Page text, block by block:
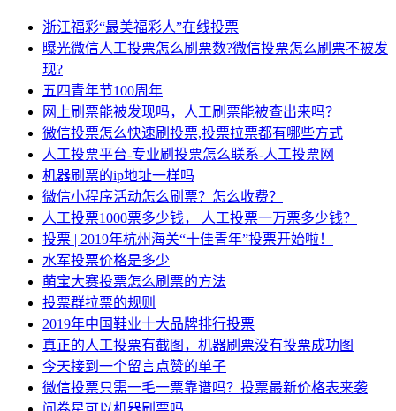
浙江福彩“最美福彩人”在线投票
曝光微信人工投票怎么刷票数?微信投票怎么刷票不被发
现?
五四青年节100周年
网上刷票能被发现吗，人工刷票能被查出来吗？
微信投票怎么快速刷投票,投票拉票都有哪些方式
人工投票平台-专业刷投票怎么联系-人工投票网
机器刷票的ip地址一样吗
微信小程序活动怎么刷票？怎么收费？
人工投票1000票多少钱， 人工投票一万票多少钱？
投票 | 2019年杭州海关“十佳青年”投票开始啦！
水军投票价格是多少
萌宝大赛投票怎么刷票的方法
投票群拉票的规则
2019年中国鞋业十大品牌排行投票
真正的人工投票有截图，机器刷票没有投票成功图
今天接到一个留言点赞的单子
微信投票只需一毛一票靠谱吗？投票最新价格表来袭